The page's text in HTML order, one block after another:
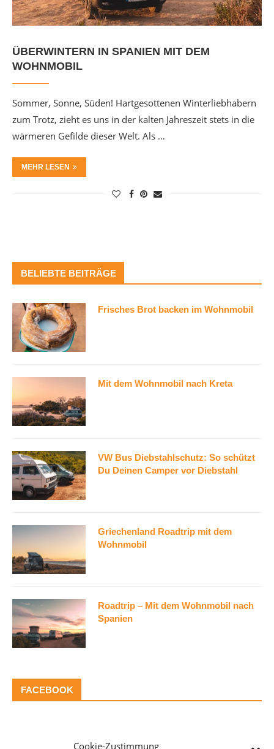
Cookie-Zustimmung
ÜBERWINTERN IN SPANIEN MIT DEM
WOHNMOBIL
Sommer, Sonne, Süden! Hartgesottenen Winterliebhabern
zum Trotz, zieht es uns in der kalten Jahreszeit stets in die
wärmeren Gefilde dieser Welt. Als …
MEHR LESEN
BELIEBTE BEITRÄGE
Frisches Brot backen im Wohnmobil
Mit dem Wohnmobil nach Kreta
VW Bus Diebstahlschutz: So schützt
Du Deinen Camper vor Diebstahl
Griechenland Roadtrip mit dem
Wohnmobil
Roadtrip – Mit dem Wohnmobil nach
Spanien
FACEBOOK
CAMPERVAN-BERATUNG*